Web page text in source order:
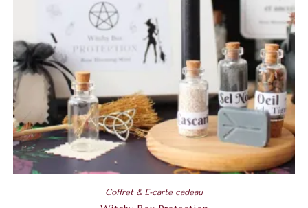
Coffret & E-carte cadeau